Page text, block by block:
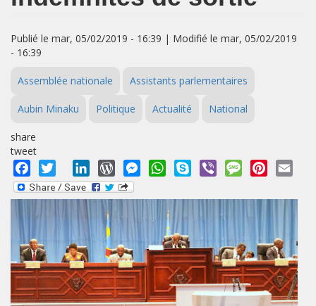
Publié le mar, 05/02/2019 - 16:39 | Modifié le mar, 05/02/2019
- 16:39
Assemblée nationale Assistants parlementaires
Aubin Minaku Politique Actualité National
share
tweet
Facebook
Twitter LinkedInWordPressMessengerWhatsApp
Skype Viber MessagePinterest